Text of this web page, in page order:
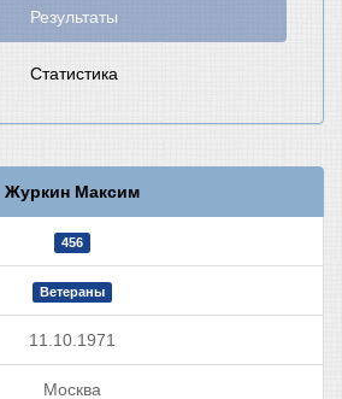
Результаты
Статистика
Журкин Максим
456
Ветераны
11.10.1971
Москва